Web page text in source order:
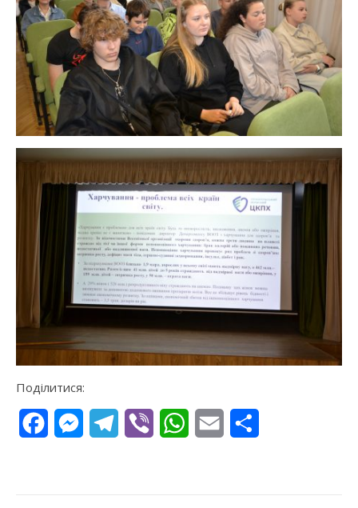
Поділитися:
FacebookMessengerTelegram
Viber WhatsApp
Email